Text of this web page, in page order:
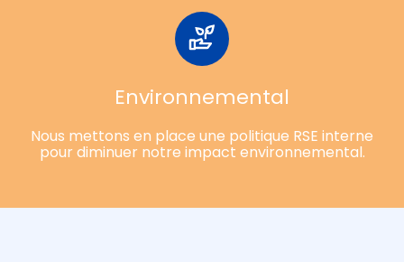
Environnemental
Nous mettons en place une politique RSE interne
pour diminuer notre impact environnemental.